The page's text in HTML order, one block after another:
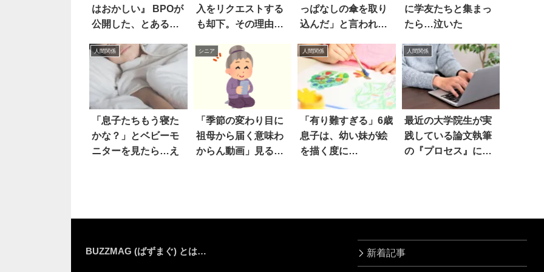
はおかしい』 BPOが
公開した、とある視
話題に！
入をリクエストする
も却下。その理由
っぱなしの傘を取り
込んだ」と言われた
に学友たちと集まっ
たら…泣いた
人間関係
「息子たちもう寝た
かな？」とベビーモ
ニターを見たら…え
シニア
「季節の変わり目に
祖母から届く意味わ
からん動画」見る
人間関係
「有り難すぎる」6歳
息子は、幼い妹が絵
を描く度に…
人間関係
最近の大学院生が実
践している論文執筆
の『プロセス』に驚
BUZZMAG (ばずまぐ) とは… 新着記事